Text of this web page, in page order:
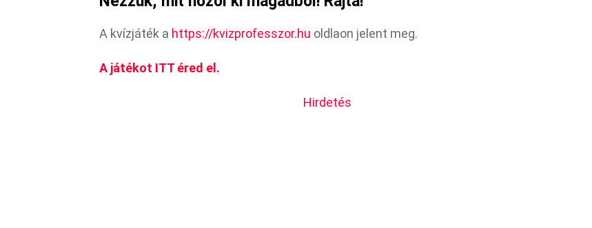
A kvízjáték a https://kvizprofesszor.hu oldlaon jelent meg.
A játékot ITT éred el.
Hirdetés